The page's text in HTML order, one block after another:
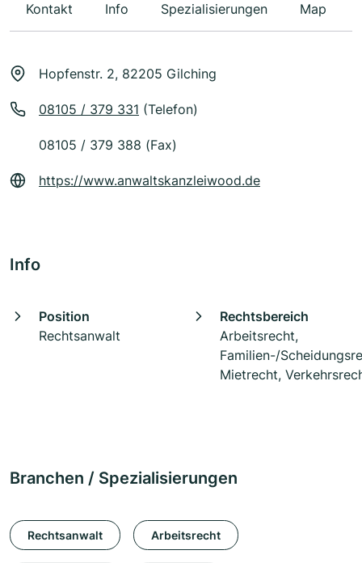
Kontakt Info Spezialisierungen Map
Hopfenstr. 2, 82205 Gilching
08105 / 379 331 (Telefon)
08105 / 379 388 (Fax)
https://www.anwaltskanzleiwood.de
Info
Position
Rechtsanwalt
Rechtsbereich
Arbeitsrecht,
Familien-/
Mietrecht,
Branchen / Spezialisierungen
Rechtsanwalt Arbeitsrecht